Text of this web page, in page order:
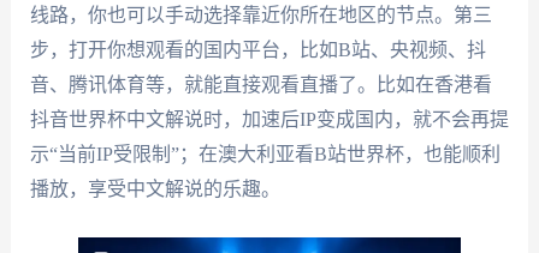
线路，你也可以手动选择靠近你所在地区的节点。第三
步，打开你想观看的国内平台，比如B站、央视频、抖
音、腾讯体育等，就能直接观看直播了。比如在香港看
抖音世界杯中文解说时，加速后IP变成国内，就不会再提
示“当前IP受限制”；在澳大利亚看B站世界杯，也能顺利
播放，享受中文解说的乐趣。